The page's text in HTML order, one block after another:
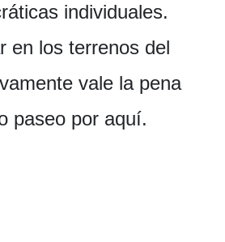
individuales.
en los terrenos del
vale la pena
paseo por aquí.